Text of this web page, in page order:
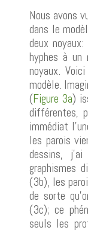
Nous avons
dans le
deux
hyphes à un
noyaux.
modèle.
(Figure 3a)
différentes,
immédiat
les parois
dessins,
graphismes
(3b), les
de sorte
(3c); ce
seuls les